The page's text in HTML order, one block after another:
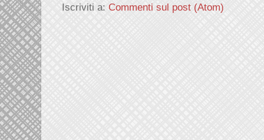
Iscriviti a: Commenti sul post (Atom)